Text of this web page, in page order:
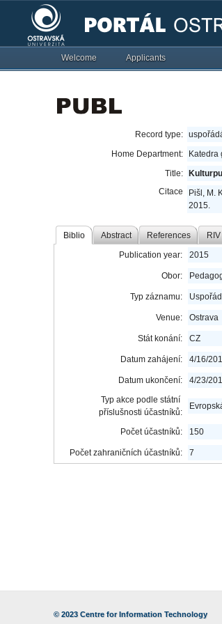
Welcome Applicants
Record type:
Home Department:
Katedra
Title:
Citace
Pišl, M.
2015.
Biblio Abstract References RIV
Publication year: 2015
Obor:
Typ záznamu:
Venue: Ostrava
Stát konání: CZ
Datum zahájení: 4/16/
Datum ukončení:
4/23/
Typ akce podle státní
příslušnosti účastníků:
Počet účastníků: 150
Počet zahraničních účastníků: 7
© 2023Centre for Information Technology